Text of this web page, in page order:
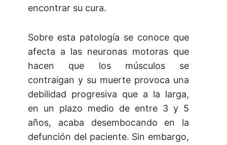
encontrar su cura.
Sobre esta patología se conoce que
afecta a las neuronas motoras que
hacen que los músculos se
contraigan y su muerte provoca una
debilidad progresiva que a la larga,
en un plazo medio de entre 3 y 5
años, acaba desembocando en la
defunción del paciente. Sin embargo,